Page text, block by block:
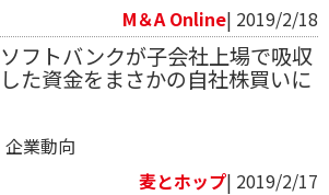
M＆A Online| 2019/2/18
ソフトバンクが子会社上場で吸収
した資金をまさかの自社株買いに
企業動向
麦とホップ| 2019/2/17